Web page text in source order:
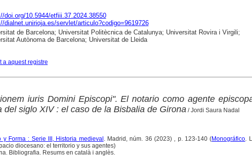
doi.org/10.5944/etfiii.37.2024.38550
dialnet.unirioja.es/servlet/articulo?codigo=9619726
de Barcelona; Universitat Politècnica de Catalunya; Universitat Rovira i Virgili;
Autònoma de Barcelona; Universitat de Lleida
a aquest registre
iuris Domini Episcopi". El notario como agente
del siglo XIV : el caso de la Bisbalia de Girona / Jordi Saura Nadal
y Forma : Serie III, Historia medieval . Madrid, núm. 36 (2023) , p. 123-140 (Monográfico .
diocesano: el territorio y sus agentes)
Bibliografia. Resums en català i anglès.